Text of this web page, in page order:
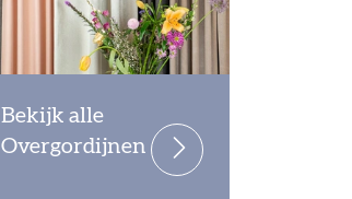
Bekijk alle
Overgordijnen